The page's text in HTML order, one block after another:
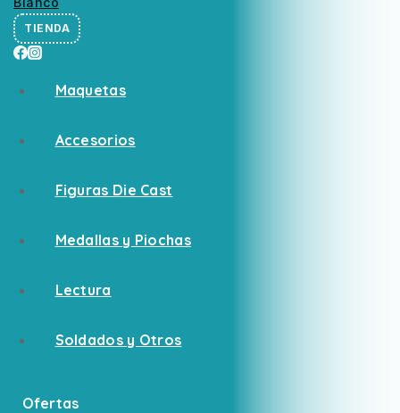
TIENDA
Maquetas
Accesorios
Figuras Die Cast
Medallas y Piochas
Lectura
Soldados y Otros
Ofertas